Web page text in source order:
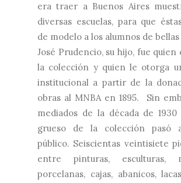
era traer a Buenos Aires
diversas escuelas, para que
de modelo a los alumnos de
José Prudencio, su hijo, fue
la colección y quien le otorga
institucional a partir de la
obras al MNBA en 1895. Sin
mediados de la década de
grueso de la colección pasó
público. Seiscientas veintisiete
entre pinturas, esculturas,
porcelanas, cajas, abanicos,